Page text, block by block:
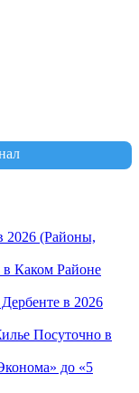
2026 (Районы,
Каком Районе
в 2026
Посуточно в
до «5